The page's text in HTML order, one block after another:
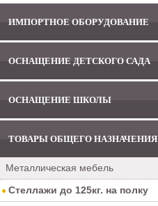
ИМПОРТНОЕ ОБОРУДОВАНИЕ
ОСНАЩЕНИЕ ДЕТСКОГО САДА
ОСНАЩЕНИЕ ШКОЛЫ
ТОВАРЫ ОБЩЕГО НАЗНАЧЕНИЯ
Металлическая мебель
Стеллажи до 125кг. на полку